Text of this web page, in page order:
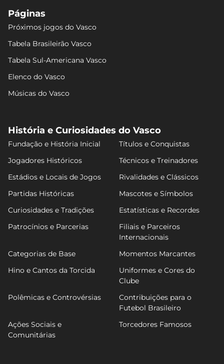
Páginas
Próximos jogos do Vasco
Tabela Brasileirão Vasco
Tabela Sul-Americana Vasco
Elenco do Vasco
Músicas do Vasco
História e Curiosidades do Vasco
Fundação e História Inicial
Títulos e Conquistas
Jogadores Históricos
Técnicos e Treinadores
Estádios e Locais de Jogos
Rivalidades e Clássicos
Partidas Históricas
Mascotes e Símbolos
Curiosidades e Tradições
Estatísticas e Recordes
Patrocínios e Parcerias
Filiais e Parceiros
Internacionais
Categorias de Base
Momentos Marcantes
Hino e Cantos da Torcida
Uniformes e Cores do
Clube
Polêmicas e Controvérsias
Contribuições para o
Futebol Brasileiro
Ações Sociais e
Comunitárias
Torcedores Famosos